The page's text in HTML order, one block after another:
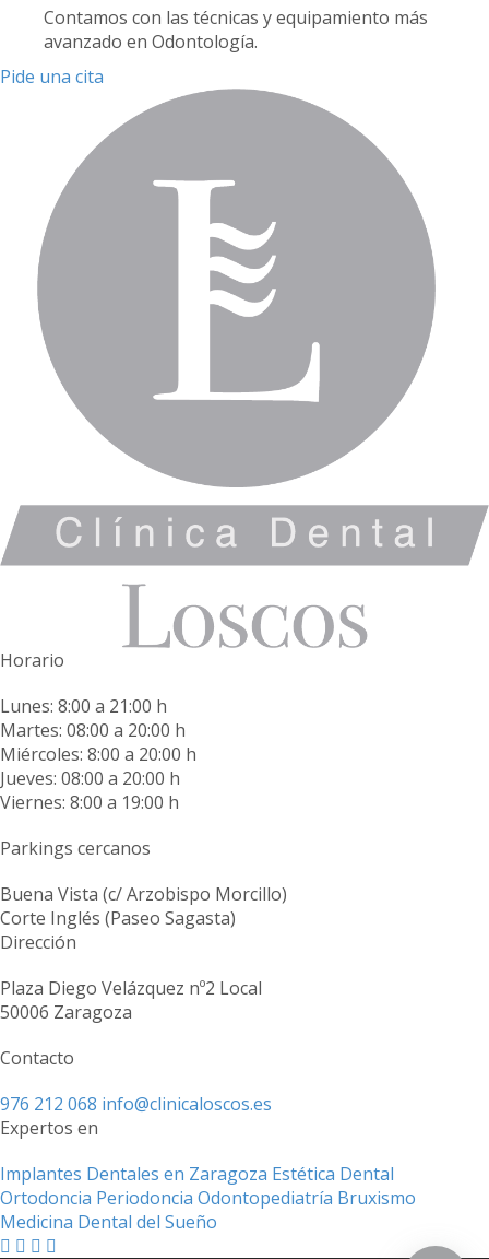
Contamos con las técnicas y equipamiento más
avanzado en Odontología.
Pide una cita
Horario
Lunes: 8:00 a 21:00 h
Martes: 08:00 a 20:00 h
Miércoles: 8:00 a 20:00 h
Jueves: 08:00 a 20:00 h
Viernes: 8:00 a 19:00 h
Parkings cercanos
Buena Vista (c/ Arzobispo Morcillo)
Corte Inglés (Paseo Sagasta)
Dirección
Plaza Diego Velázquez nº2 Local
50006 Zaragoza
Contacto
976 212 068 info@clinicaloscos.es
Expertos en
Implantes Dentales en Zaragoza Estética Dental
Ortodoncia Periodoncia Odontopediatría Bruxismo
Medicina Dental del Sueño